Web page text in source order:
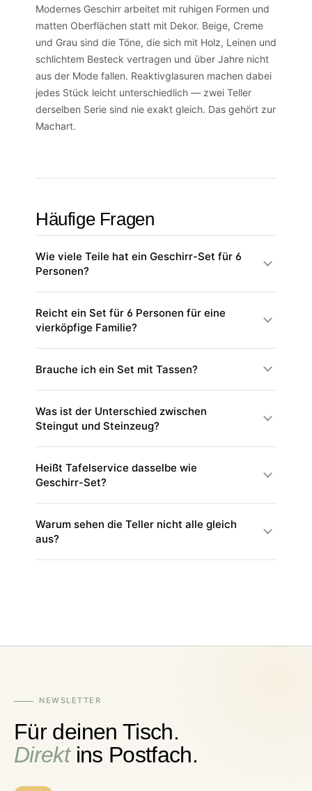
Modernes Geschirr arbeitet mit ruhigen Formen und
matten Oberflächen statt mit Dekor. Beige, Creme
und Grau sind die Töne, die sich mit Holz, Leinen und
schlichtem Besteck vertragen und über Jahre nicht
aus der Mode fallen. Reaktivglasuren machen dabei
jedes Stück leicht unterschiedlich — zwei Teller
derselben Serie sind nie exakt gleich. Das gehört zur
Machart.
Häufige Fragen
Wie viele Teile hat ein Geschirr-Set für 6
Personen?
Reicht ein Set für 6 Personen für eine
vierköpfige Familie?
Brauche ich ein Set mit Tassen?
Was ist der Unterschied zwischen
Steingut und Steinzeug?
Heißt Tafelservice dasselbe wie
Geschirr-Set?
Warum sehen die Teller nicht alle gleich
aus?
NEWSLETTER
Für deinen Tisch.
Direktins Postfach.